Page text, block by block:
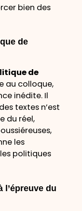
bien des
de
de
au colloque,
inédite. Il
textes n’est
du réel,
les
politiques
l’épreuve du